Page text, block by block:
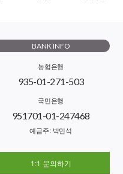
BANK INFO
농협은행
935-01-271-503
국민은행
951701-01-247468
예금주 : 박민석
1:1 문의하기